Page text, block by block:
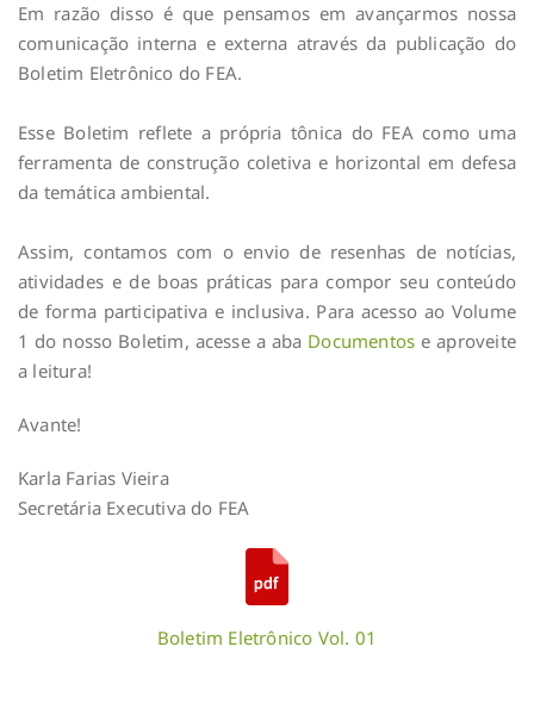
Em razão disso é que pensamos em avançarmos nossa
comunicação interna e externa através da publicação do
Boletim Eletrônico do FEA.
Esse Boletim reflete a própria tônica do FEA como uma
ferramenta de construção coletiva e horizontal em defesa
da temática ambiental.
Assim, contamos com o envio de resenhas de notícias,
atividades e de boas práticas para compor seu conteúdo
de forma participativa e inclusiva. Para acesso ao Volume
1 do nosso Boletim, acesse a aba Documentos e aproveite
a leitura!
Avante!
Karla Farias Vieira
Secretária Executiva do FEA
Boletim Eletrônico Vol. 01